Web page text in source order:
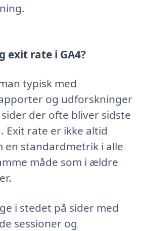
exit rate i GA4?
typisk med
og udforskninger
der ofte bliver sidste
Exit rate er ikke altid
standardmetrik i alle
måde som i ældre
i stedet på sider med
sessioner og